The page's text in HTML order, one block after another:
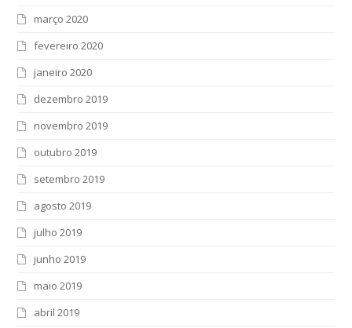
março 2020
fevereiro 2020
janeiro 2020
dezembro 2019
novembro 2019
outubro 2019
setembro 2019
agosto 2019
julho 2019
junho 2019
maio 2019
abril 2019